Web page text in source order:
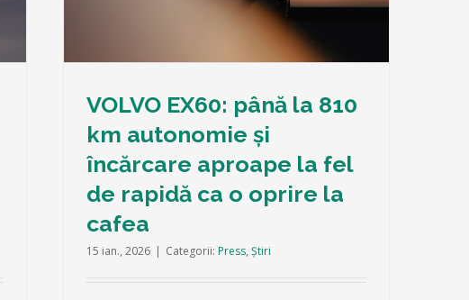
VOLVO EX60: până la 810
km autonomie și
încărcare aproape la fel
de rapidă ca o oprire la
cafea
15 ian., 2026 | Categorii: Press, Știri